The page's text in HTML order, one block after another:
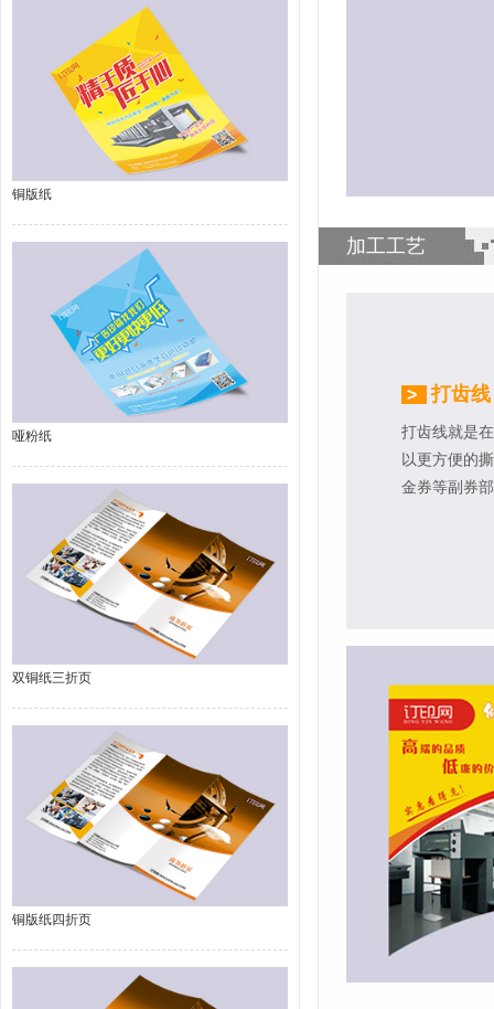
铜版纸
哑粉纸
双铜纸三折页
铜版纸四折页
加工工艺
> 打齿线
打齿线就是
以更方便的
金券等副券